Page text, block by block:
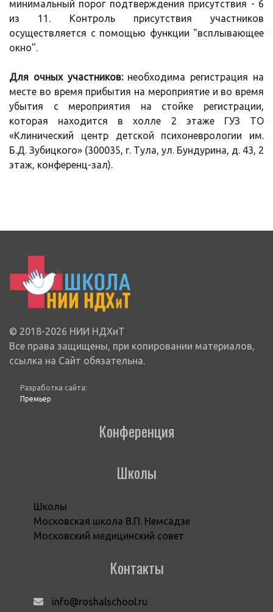
минимальный порог подтверждения присутствия - 6
из 11. Контроль присутствия участников
осуществляется с помощью функции "всплывающее
окно".
Для очных участников:необходима регистрация на
месте во время прибытия на мероприятие и во время
убытия с мероприятия на стойке регистрации,
которая находится в холле 2 этаже ГУЗ ТО
«Клинический центр детской психоневрологии им.
Б.Д. Зубицкого» (300035, г. Тула, ул. Бундурина, д. 43, 2
этаж, конференц-зал).
© 2018-2026 НИИ НДХиТ
Все права защищены, при копировании материалов,
ссылка на Сайт обязательна.
Разработка сайта:
Премьер
Конференция
Школы
Школы
Московская школа В.П. Немсадзе
Московский медицинский совет
Контакты
info@roshalschool.ru